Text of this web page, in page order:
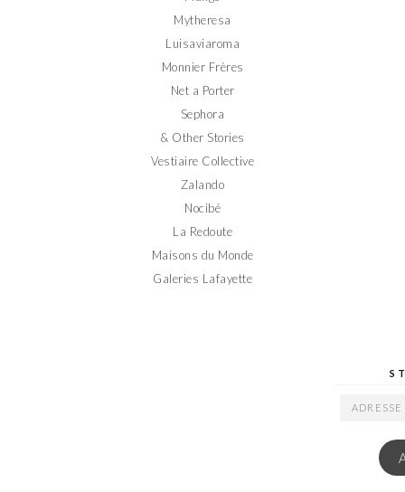
Mytheresa
Luisaviaroma
Monnier Frères
Net a Porter
Sephora
& Other Stories
Vestiaire Collective
Zalando
Nocibé
La Redoute
Maisons du Monde
Galeries Lafayette
ADRESSE